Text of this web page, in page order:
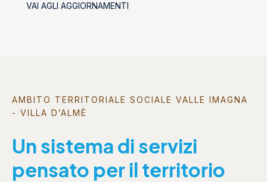
VAI AGLI AGGIORNAMENTI
AMBITO TERRITORIALE SOCIALE VALLE IMAGNA
- VILLA D’ALMÈ
Un sistema di servizi
pensato per il territorio